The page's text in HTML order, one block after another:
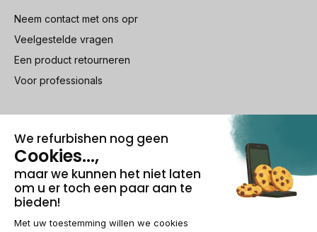
Neem contact met ons opr
Veelgestelde vragen
Een product retourneren
Voor professionals
100% beveiligde betaling
Wettelijke vermeldingen & AGBeheer van cookies